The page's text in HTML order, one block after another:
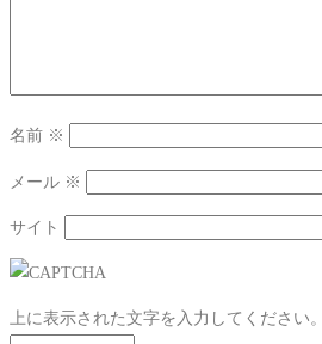
名前 ※
メール ※
サイト
上に表示された文字を入力してください。